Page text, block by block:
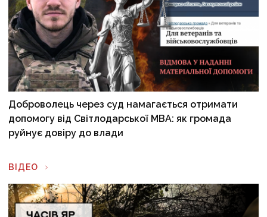
Доброволець через суд намагається отримати
допомогу від Світлодарської МВА: як громада
руйнує довіру до влади
ВІДЕО